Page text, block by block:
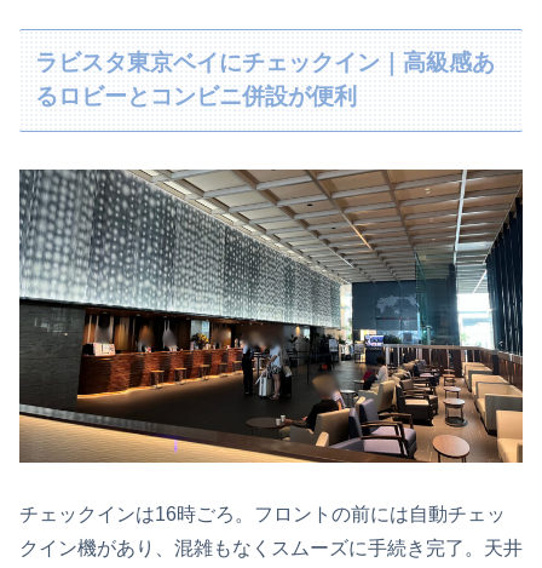
ラビスタ東京ベイにチェックイン｜高級感あ
るロビーとコンビニ併設が便利
チェックインは16時ごろ。フロントの前には自動チェッ
クイン機があり、混雑もなくスムーズに手続き完了。天井